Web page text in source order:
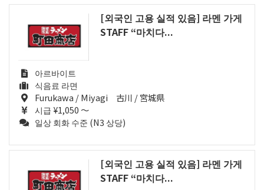
[외국인 고용 실적 있음] 라멘 가게
STAFF “마치다...
아르바이트
식음료 라면
Furukawa / Miyagi 古川 / 宮城県
시급 ¥1,050 ～
일상 회화 수준 (N3 상당)
[외국인 고용 실적 있음] 라멘 가게
STAFF “마치다...